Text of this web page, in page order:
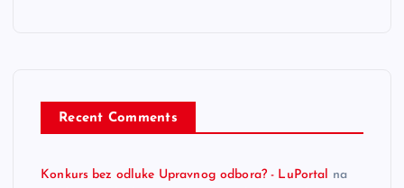
Recent Comments
Konkurs bez odluke Upravnog odbora? - LuPortal na